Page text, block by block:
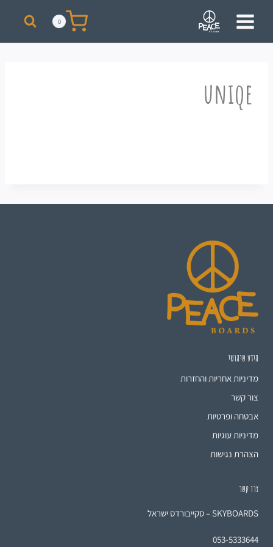
0
uniqe
מידע שימושי
מדיניות אחריות והחזרות
צור קשר
אבטחה ופרטיות
מדיניות עוגיות
הצהרת נגישות
צרו קשר
SKYBOARDS – סקייבורדס ישראל
053-5333644